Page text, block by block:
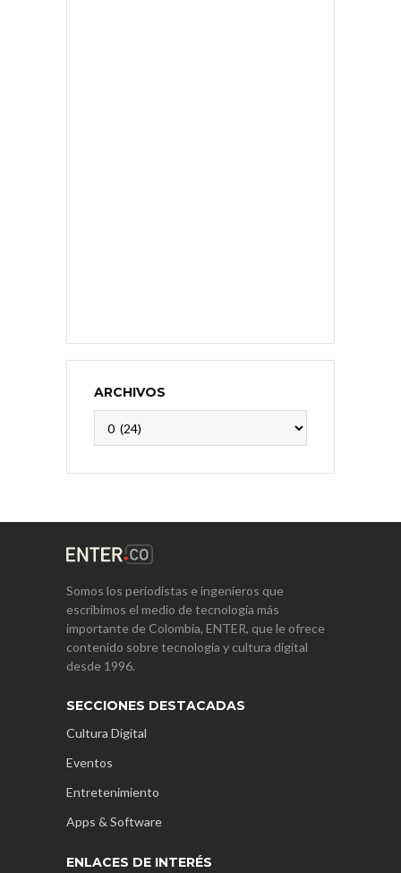
ARCHIVOS
Somos los periodistas e ingenieros que
escribimos el medio de tecnología más
importante de Colombia, ENTER, que le ofrece
contenido sobre tecnología y cultura digital
desde 1996.
SECCIONES DESTACADAS
Cultura Digital
Eventos
Entretenimiento
Apps & Software
ENLACES DE INTERÉS